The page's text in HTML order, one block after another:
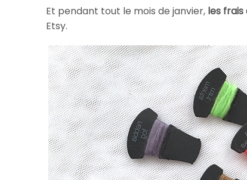
Et pendant tout le mois de janvier, les
Etsy.